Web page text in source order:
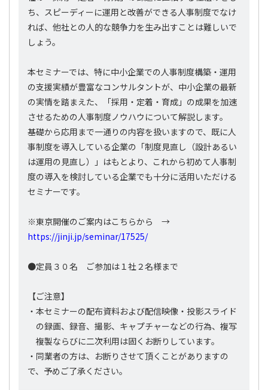
ち、スピーディーに運用と改善ができる人事制度でなけ
れば、他社との人的な競争力を生み出すことは難しいで
しょう。
本セミナーでは、特に中小企業での人事制度構築・運用
の支援実績が豊富なコンサルタントが、中小企業の最新
の実情を踏まえた、「採用・定着・育成」の成果を加速
させるための人事制度ノウハウについて解説します。
基礎から応用まで一通りの内容を扱いますので、既に人
事制度を導入している企業の「制度見直し（設計あるい
は運用の見直し）」はもとより、これから初めて人事制
度の導入を検討している企業でも十分に活用いただける
セミナーです。
※東京開催のご案内はこちらから →
https://jinji.jp/seminar/17525/
●定員３０名 ご参加は１社２名様まで
【ご注意】
・本セミナーの配布資料および配信映像・投影スライド
の録画、録音、撮影、キャプチャーなどの行為、複写
複製ならびに二次利用は固くお断りしています。
・同業者の方は、お断りさせて頂くことがありますの
で、予めご了承ください。